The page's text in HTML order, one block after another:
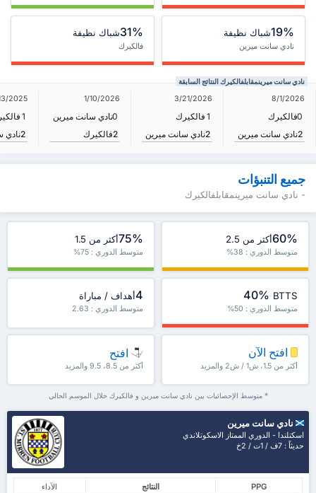
19%شباك نظيفة
نادي سانت ميرين
31%شباك نظيفة
فالكيرك
نادي سانت ميرينمقابلفالكيرك النتائج السابقة
8/1/2026
فالكيرك0
نادي سانت ميرين2
3/21/2026
فالكيرك 1
نادي سانت ميرين2
1/10/2026
نادي سانت ميرين0
فالكيرك2
2025
1
نادي2
جميع التنبؤات
- نادي سانت ميرينمقابلفالكيرك
60%أكثر من 2.5
متوسط الدوري : 38%
75%أكثر من 1.5
متوسط الدوري : 75%
40% BTTS
متوسط الدوري : 50%
4أهداف / مباراة
متوسط الدوري : 2.63
افتح الآن
أكثر من 1.5، ش1 / ش2 والمزيد
افتح
أكثر من 8.5، 9.5 والمزيد
* متوسط الإحصائيات بين نادي سانت ميرين و فالكيرك خلال الموسم الحالي
نادي سانت ميرين
اسكتلندا - الدوري الممتاز الاسكوتلاندي
حديثاً : 7ف / 1ت / 2خ
الآداء النتائج
PPG